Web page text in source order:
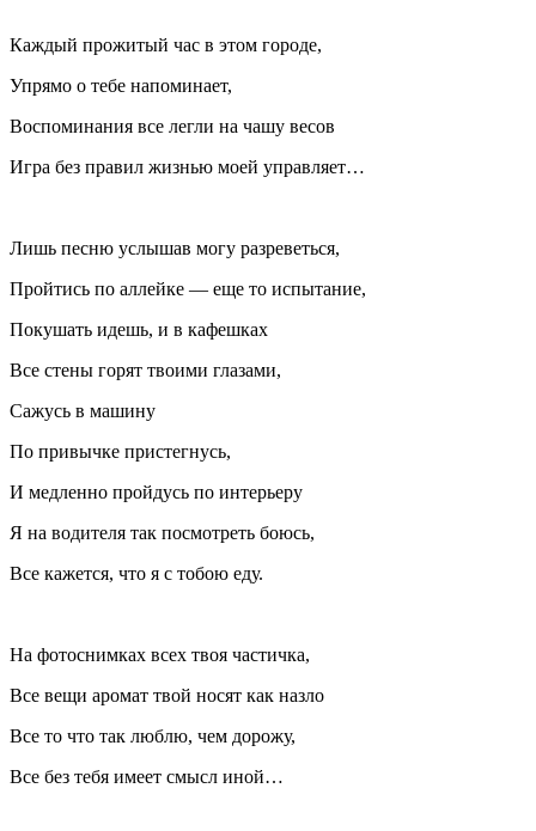
Каждый прожитый час в этом городе,
Упрямо о тебе напоминает,
Воспоминания все легли на чашу весов
Игра без правил жизнью моей управляет…
Лишь песню услышав могу разреветься,
Пройтись по аллейке — еще то испытание,
Покушать идешь, и в кафешках
Все стены горят твоими глазами,
Сажусь в машину
По привычке пристегнусь,
И медленно пройдусь по интерьеру
Я на водителя так посмотреть боюсь,
Все кажется, что я с тобою еду.
На фотоснимках всех твоя частичка,
Все вещи аромат твой носят как назло
Все то что так люблю, чем дорожу,
Все без тебя имеет смысл иной…